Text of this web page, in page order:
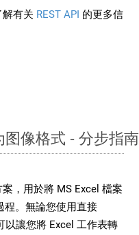
解有关 REST API 的更多信
图像格式 - 分步指南
，用於將 MS Excel 檔案
程。無論您使用直接
以讓您將 Excel 工作表轉